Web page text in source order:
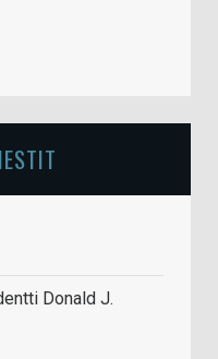
Donald J.